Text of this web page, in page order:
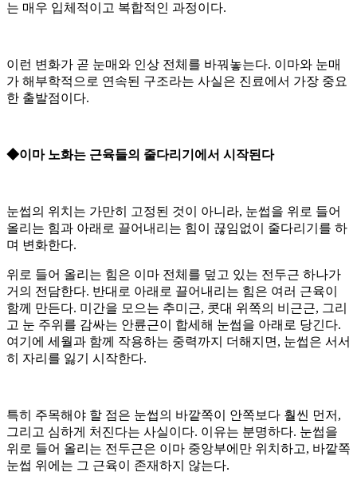
는 매우 입체적이고 복합적인 과정이다.
이런 변화가 곧 눈매와 인상 전체를 바꿔놓는다. 이마와 눈매
가 해부학적으로 연속된 구조라는 사실은 진료에서 가장 중요
한 출발점이다.
◆이마 노화는 근육들의 줄다리기에서 시작된다
눈썹의 위치는 가만히 고정된 것이 아니라, 눈썹을 위로 들어
올리는 힘과 아래로 끌어내리는 힘이 끊임없이 줄다리기를 하
며 변화한다.
위로 들어 올리는 힘은 이마 전체를 덮고 있는 전두근 하나가
거의 전담한다. 반대로 아래로 끌어내리는 힘은 여러 근육이
함께 만든다. 미간을 모으는 추미근, 콧대 위쪽의 비근근, 그리
고 눈 주위를 감싸는 안륜근이 합세해 눈썹을 아래로 당긴다.
여기에 세월과 함께 작용하는 중력까지 더해지면, 눈썹은 서서
히 자리를 잃기 시작한다.
특히 주목해야 할 점은 눈썹의 바깥쪽이 안쪽보다 훨씬 먼저,
그리고 심하게 처진다는 사실이다. 이유는 분명하다. 눈썹을
위로 들어 올리는 전두근은 이마 중앙부에만 위치하고, 바깥쪽
눈썹 위에는 그 근육이 존재하지 않는다.